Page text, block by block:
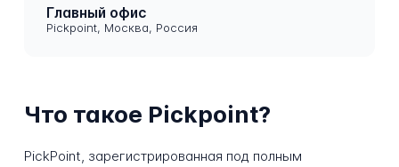
Главный офис
Pickpoint, Москва, Россия
Что такое Pickpoint?
PickPoint, зарегистрированная под полным